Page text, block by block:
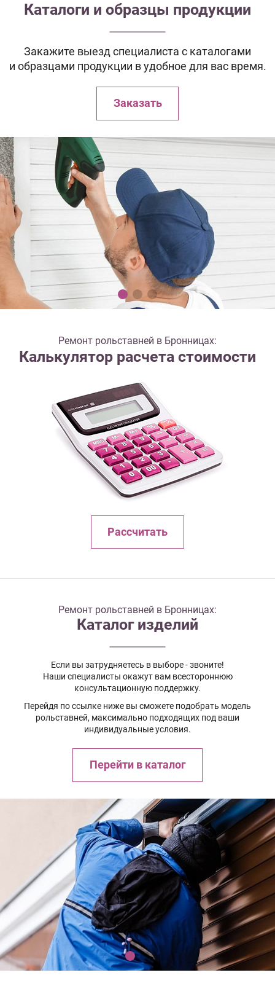
Каталоги и образцы продукции
Закажите выезд специалиста с каталогами
и образцами продукции в удобное для вас время.
Заказать
Ремонт рольставней в Бронницах:
Калькулятор расчета стоимости
Рассчитать
Ремонт рольставней в Бронницах:
Каталог изделий
Если вы затрудняетесь в выборе - звоните!
Наши специалисты окажут вам всестороннюю
консультационную поддержку.
Перейдя по ссылке ниже вы сможете подобрать модель
рольставней, максимально подходящих под ваши
индивидуальные условия.
Перейти в каталог